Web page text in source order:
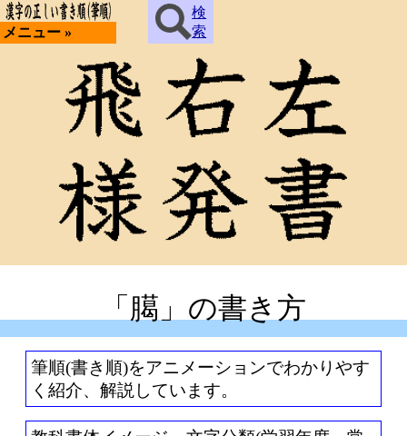
メニュー »
検
索
「臈」の書き方
筆順(書き順)をアニメーションでわかりやす
く紹介、解説しています。